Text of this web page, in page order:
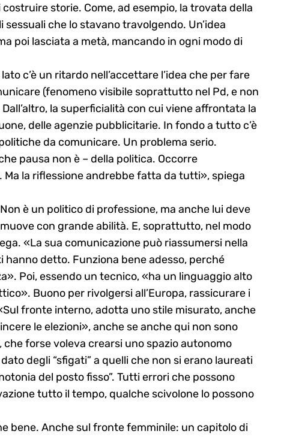
storie. Come, ad esempio, la trovata della
che lo stavano travolgendo. Un’idea
poi lasciata a metà, mancando in ogni modo di
c’è un ritardo nell’accettare l’idea che per fare
(fenomeno visibile soprattutto nel Pd, e non
la superficialità con cui viene affrontata la
delle agenzie pubblicitarie. In fondo a tutto c’è
da comunicare. Un problema serio.
pausa non è – della politica. Occorre
la riflessione andrebbe fatta da tutti», spiega
è un politico di professione, ma anche lui deve
con grande abilità. E, soprattutto, nel modo
«La sua comunicazione può riassumersi nella
hanno detto. Funziona bene adesso, perché
Poi, essendo un tecnico, «ha un linguaggio alto
Buono per rivolgersi all’Europa, rassicurare i
fronte interno, adotta uno stile misurato, anche
le elezioni», anche se anche qui non sono
forse voleva crearsi uno spazio autonomo
degli “sfigati” a quelli che non si erano laureati
del posto fisso”. Tutti errori che possono
tutto il tempo, qualche scivolone lo possono
bene. Anche sul fronte femminile: un capitolo di